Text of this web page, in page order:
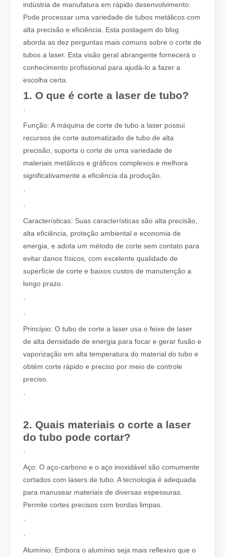
Guia 2026: Como as máquinas de corte de tubos a laser de fibra estão revolucionando a fabricação de tubos
Guia 2026: Como as máquinas de corte de tubos a laser de
O que é corte a laser de tubo？
O corte a laser de tubos é uma tecnologia chave na indústria
Como escolher seu parceiro de trabalho: máquina de corte a laser
O corte a laser de metal é um método de precisão amplamente
indústria de manufatura em rápido desenvolvimento.
Pode processar uma variedade de tubos metálicos com
alta precisão e eficiência. Esta postagem do blog
aborda as dez perguntas mais comuns sobre o corte de
tubos a laser. Esta visão geral abrangente fornecerá o
conhecimento profissional para ajudá-lo a fazer a
escolha certa.
1. O que é corte a laser de tubo?
·
Função: A máquina de corte de tubo a laser possui
recursos de corte automatizado de tubo de alta
precisão, suporta o corte de uma variedade de
materiais metálicos e gráficos complexos e melhora
significativamente a eficiência da produção.
·
·
Características: Suas características são alta precisão,
alta eficiência, proteção ambiental e economia de
energia, e adota um método de corte sem contato para
evitar danos físicos, com excelente qualidade de
superfície de corte e baixos custos de manutenção a
longo prazo.
·
·
Princípio: O tubo de corte a laser usa o feixe de laser
de alta densidade de energia para focar e gerar fusão e
vaporização em alta temperatura do material do tubo e
obtém corte rápido e preciso por meio de controle
preciso.
·
2. Quais materiais o corte a laser
do tubo pode cortar?
·
Aço: O aço-carbono e o aço inoxidável são comumente
cortados com lasers de tubo. A tecnologia é adequada
para manusear materiais de diversas espessuras.
Permite cortes precisos com bordas limpas.
·
·
Alumínio: Embora o alumínio seja mais reflexivo que o